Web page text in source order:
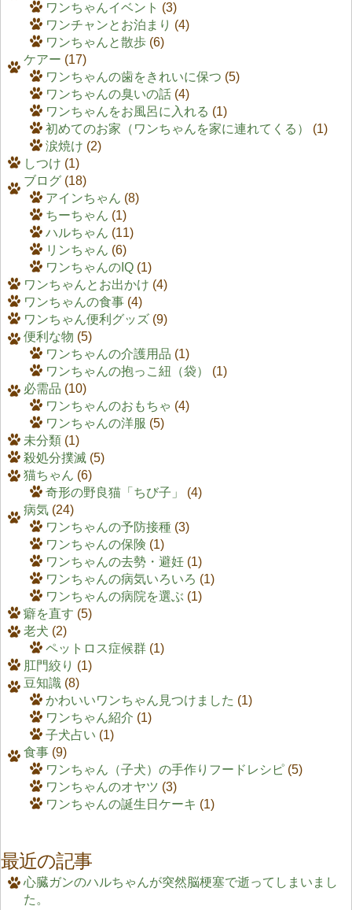
ワンちゃんイベント (3)
ワンチャンとお泊まり (4)
ワンちゃんと散歩 (6)
ケアー (17)
ワンちゃんの歯をきれいに保つ (5)
ワンちゃんの臭いの話 (4)
ワンちゃんをお風呂に入れる (1)
初めてのお家（ワンちゃんを家に連れてくる）
(1)
涙焼け (2)
しつけ (1)
ブログ(18)
アインちゃん (8)
ちーちゃん (1)
ハルちゃん (11)
リンちゃん (6)
ワンちゃんのIQ (1)
ワンちゃんとお出かけ (4)
ワンちゃんの食事(4)
ワンちゃん便利グッズ(9)
便利な物 (5)
ワンちゃんの介護用品 (1)
ワンちゃんの抱っこ紐（袋）
(1)
必需品 (10)
ワンちゃんのおもちゃ (4)
ワンちゃんの洋服 (5)
未分類(1)
殺処分撲滅 (5)
猫ちゃん (6)
奇形の野良猫「ちび子」
(4)
病気(24)
ワンちゃんの予防接種 (3)
ワンちゃんの保険 (1)
ワンちゃんの去勢・避妊 (1)
ワンちゃんの病気いろいろ (1)
ワンちゃんの病院を選ぶ (1)
癖を直す (5)
老犬 (2)
ペットロス症候群 (1)
肛門絞り (1)
豆知識(8)
かわいいワンちゃん見つけました (1)
ワンちゃん紹介 (1)
子犬占い (1)
食事(9)
ワンちゃん（子犬）の手作りフードレシピ (5)
ワンちゃんのオヤツ (3)
ワンちゃんの誕生日ケーキ (1)
最近の記事
心臓ガンのハルちゃんが突然脳梗塞で逝ってしまいまし
た。